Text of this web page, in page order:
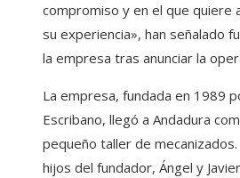
compromiso y en el que quiere
su experiencia», han señalado
la empresa tras anunciar la
La empresa, fundada en 1989
Escribano, llegó a Andadura
pequeño taller de
hijos del fundador, Ángel y Javier